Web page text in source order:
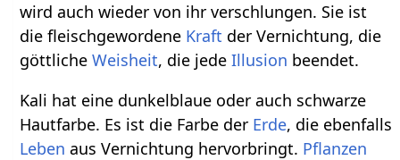
wird auch wieder von ihr verschlungen. Sie ist
die fleischgewordene Kraft der Vernichtung, die
göttlicheWeisheit, die jedeIllusion beendet.
Kali hat eine dunkelblaue oder auch schwarze
Hautfarbe. Es ist die Farbe der Erde, die ebenfalls
Leben aus Vernichtung hervorbringt. Pflanzen